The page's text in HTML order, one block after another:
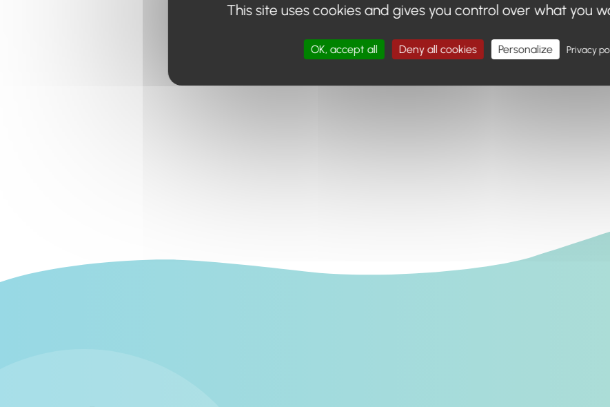
Retour à l'accueil
This site uses cookies and gives you control over what you
OK, accept all Deny all cookies Personalize Privacy